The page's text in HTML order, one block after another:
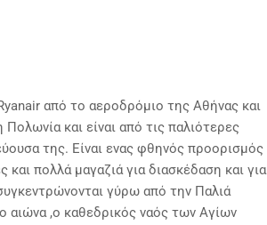
από το αεροδρόμιο της Αθήνας και
και είναι από τις παλιότερες
της. Είναι ενας φθηνός προορισμός
και πολλά μαγαζιά για διασκέδαση και για
γύρω από την Παλιά
αιώνα ,ο καθεδρικός ναός των Αγίων